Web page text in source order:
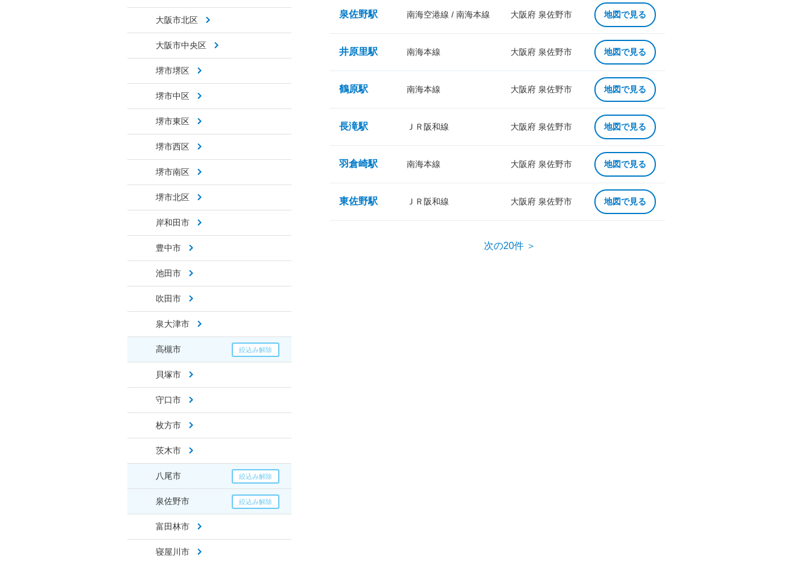
大阪市北区
大阪市中央区
堺市堺区
堺市中区
堺市東区
堺市西区
堺市南区
堺市北区
岸和田市
豊中市
池田市
吹田市
泉大津市
高槻市
貝塚市
守口市
枚方市
茨木市
八尾市
泉佐野市
富田林市
寝屋川市
泉佐野駅 南海空港線 / 南海本線 大阪府 泉佐野市 地図で見る
井原里駅 南海本線 大阪府 泉佐野市 地図で見る
鶴原駅 南海本線 大阪府 泉佐野市 地図で見る
長滝駅 ＪＲ阪和線 大阪府 泉佐野市 地図で見る
羽倉崎駅 南海本線 大阪府 泉佐野市 地図で見る
東佐野駅 ＪＲ阪和線 大阪府 泉佐野市 地図で見る
次の20件 ＞